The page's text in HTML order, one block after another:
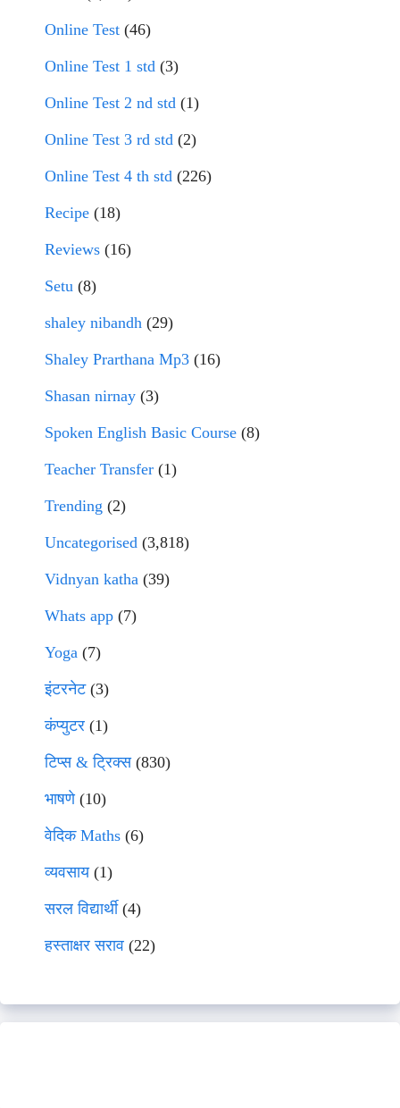
Online Test (46)
Online Test 1 std (3)
Online Test 2 nd std (1)
Online Test 3 rd std (2)
Online Test 4 th std (226)
Recipe (18)
Reviews (16)
Setu (8)
shaley nibandh (29)
Shaley Prarthana Mp3 (16)
Shasan nirnay (3)
Spoken English Basic Course (8)
Teacher Transfer (1)
Trending (2)
Uncategorised (3,818)
Vidnyan katha (39)
Whats app (7)
Yoga (7)
इंटरनेट(3)
कंप्युटर (1)
टिप्स & ट्रिक्स(830)
भाषणे(10)
वेदिक Maths (6)
व्यवसाय(1)
सरल विद्यार्थी(4)
हस्ताक्षर सराव (22)